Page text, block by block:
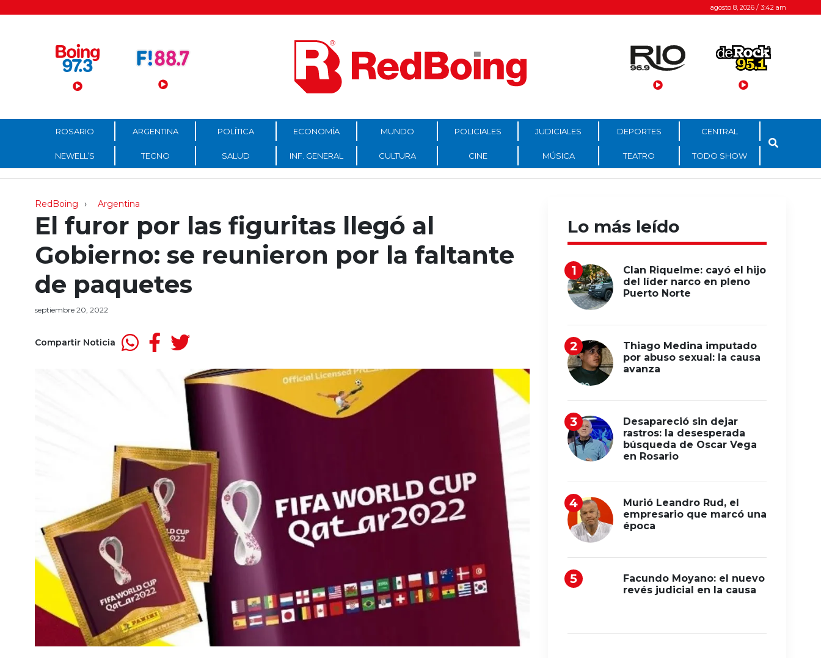
Menú Principal agosto 8, 2026 / 3:42 am
ROSARIO ARGENTINA POLÍTICA ECONOMÍA MUNDO POLICIALES JUDICIALES DEPORTES CENTRAL
NEWELL’S TECNO SALUD INF. GENERAL CULTURA CINE MÚSICA TEATRO TODO SHOW
RedBoing Argentina
El furor por las figuritas llegó al
Gobierno: se reunieron por la faltante
de paquetes
septiembre 20, 2022
Compartir Noticia
Lo más leído
Clan Riquelme: cayó el hijo
del líder narco en pleno
Puerto Norte
Thiago Medina imputado
por abuso sexual: la causa
avanza
Desapareció sin dejar
rastros: la desesperada
búsqueda de Oscar Vega
en Rosario
Murió Leandro Rud, el
empresario que marcó una
época
Facundo Moyano: el nuevo
revés judicial en la causa